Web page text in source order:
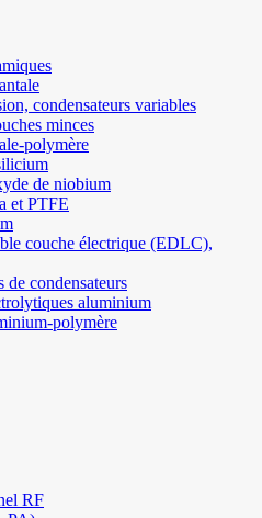
condensateurs variables
minces
polymère
de niobium
et PTFE
couche électrique (EDLC),
de condensateurs
aluminium
polymère
RF